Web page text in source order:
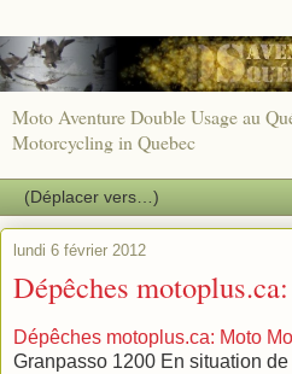
Moto Aventure Double Usage au
Motorcycling in Quebec
lundi 6 février 2012
Dépêches
Dépêches motoplus.ca: Moto
Granpasso 1200 En situation